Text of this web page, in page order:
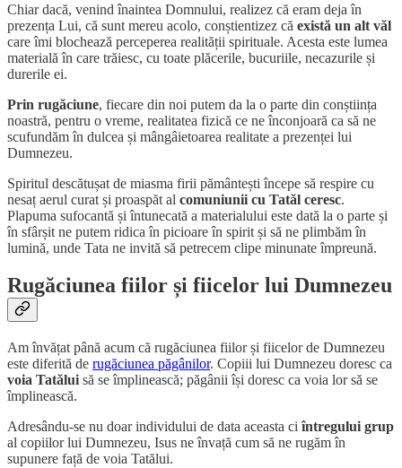
Chiar dacă, venind înaintea Domnului, realizez că eram deja în
prezența Lui, că sunt mereu acolo, conștientizez că există un alt văl
care îmi blochează perceperea realității spirituale. Acesta este lumea
materială în care trăiesc, cu toate plăcerile, bucuriile, necazurile și
durerile ei.
Prin rugăciune, fiecare din noi putem da la o parte din conștiința
noastră, pentru o vreme, realitatea fizică ce ne înconjoară ca să ne
scufundăm în dulcea și mângâietoarea realitate a prezenței lui
Dumnezeu.
Spiritul descătușat de miasma firii pământești începe să respire cu
nesaț aerul curat și proaspăt al comuniunii cu Tatăl ceresc.
Plapuma sufocantă și întunecată a materialului este dată la o parte și
în sfârșit ne putem ridica în picioare în spirit și să ne plimbăm în
lumină, unde Tata ne invită să petrecem clipe minunate împreună.
Rugăciunea fiilor și fiicelor lui Dumnezeu
Am învățat până acum că rugăciunea fiilor și fiicelor de Dumnezeu
este diferită de rugăciunea păgânilor. Copiii lui Dumnezeu doresc ca
voia Tatălui să se împlinească; păgânii își doresc ca voia lor să se
împlinească.
Adresându-se nu doar individului de data aceasta ci întregului grup
al copiilor lui Dumnezeu, Isus ne învață cum să ne rugăm în
supunere față de voia Tatălui.